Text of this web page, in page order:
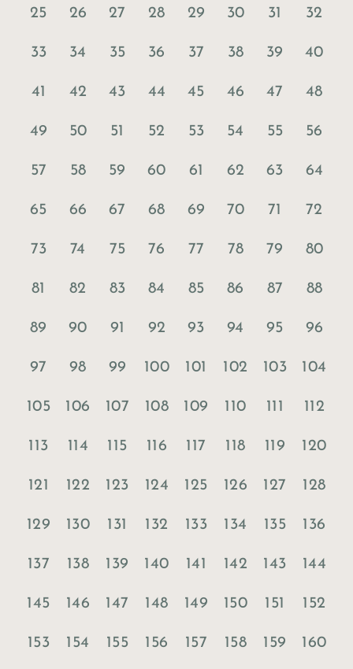
25 26 27 28 29 30 31 32
33 34 35 36 37 38 39 40
41 42 43 44 45 46 47 48
49 50 51 52 53 54 55 56
57 58 59 60 61 62 63 64
65 66 67 68 69 70 71 72
73 74 75 76 77 78 79 80
81 82 83 84 85 86 87 88
89 90 91 92 93 94 95 96
97 98 99 100 101 102 103 104
105 106 107 108 109 110 111 112
113 114 115 116 117 118 119 120
121 122 123 124 125 126 127 128
129 130 131 132 133 134 135 136
137 138 139 140 141 142 143 144
145 146 147 148 149 150 151 152
153 154 155 156 157 158 159 160